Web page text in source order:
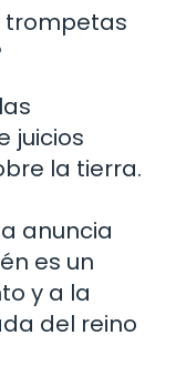
trompetas
juicios
la tierra.
anuncia
es un
y a la
del reino